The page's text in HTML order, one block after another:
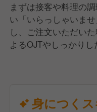
まずは接客や料理の
い「いらっしゃいま
し、ご注文いただい
よるOJTやしっかり
などを覚えたら、徐
イトの採用・育成、
身につく